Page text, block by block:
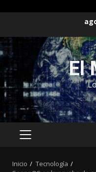
contenido
El
MENÚ
Inicio
Tecnología